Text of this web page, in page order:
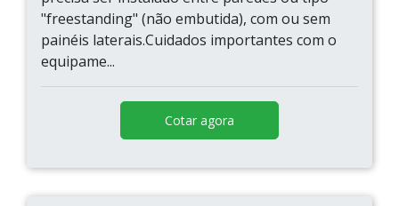
"freestanding" (não embutida), com ou sem
painéis laterais.Cuidados importantes com o
equipame...
Cotar agora